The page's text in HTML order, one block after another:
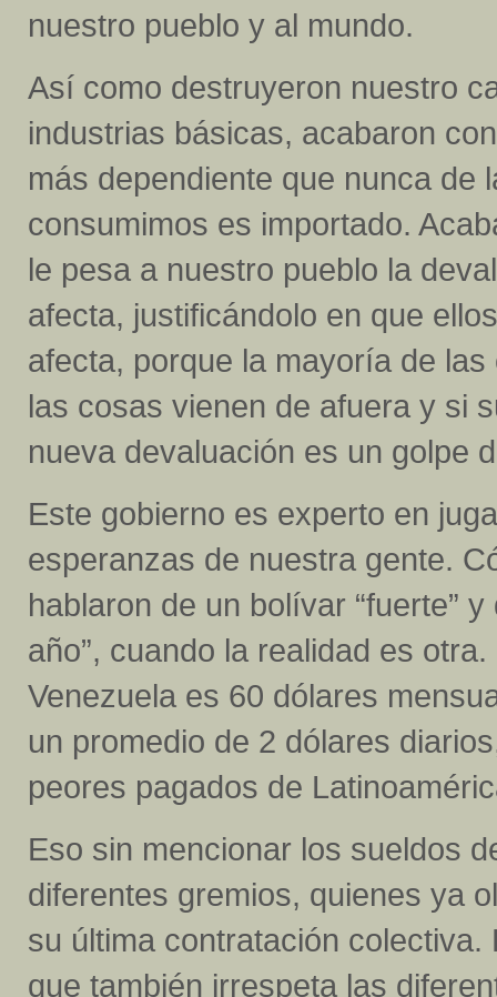
nuestro pueblo y al mundo.
Así como destruyeron nuestro
industrias básicas, acabaron
más dependiente que nunca de
consumimos es importado.
le pesa a nuestro pueblo la
afecta, justificándolo en que
afecta, porque la mayoría de
las cosas vienen de afuera y si
nueva devaluación es un golpe
Este gobierno es experto en
esperanzas de nuestra gente.
hablaron de un bolívar “fuerte”
año”, cuando la realidad es
Venezuela es 60 dólares
un promedio de 2 dólares
peores pagados de
Eso sin mencionar los sueldos
diferentes gremios, quienes ya
su última contratación
que también irrespeta las